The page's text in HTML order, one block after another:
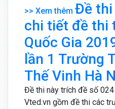
>> Xem thêm Đề thi
chi tiết đề thi
Quốc Gia
lần 1 Trường
Thế Vinh Hà
Đề thi này trích đề số
Vted.vn gồm đề thi các